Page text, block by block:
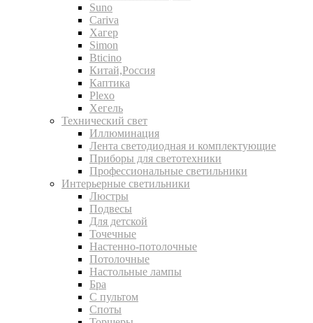
Suno
Cariva
Хагер
Simon
Bticino
Китай,Россия
Каптика
Plexo
Хегель
Технический свет
Иллюминация
Лента светодиодная и комплектующие
Приборы для светотехники
Профессиональные светильники
Интерьерные светильники
Люстры
Подвесы
Для детской
Точечные
Настенно-потолочные
Потолочные
Настольные лампы
Бра
С пультом
Споты